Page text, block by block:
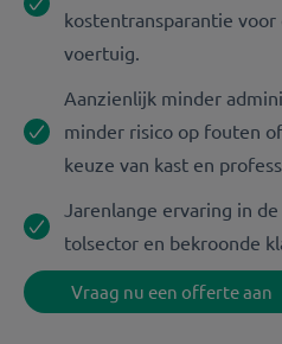
kostentransparantie voor
voertuig.
Aanzienlijk minder
minder risico op fouten
keuze van kast en
Jarenlange ervaring in
tolsector en bekroonde
Vraag nu een offerte aan